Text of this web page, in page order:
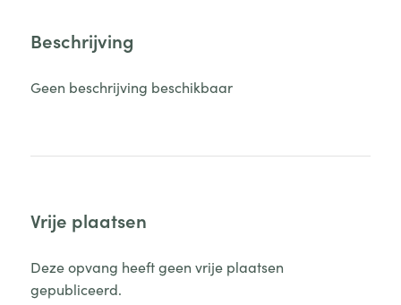
Beschrijving
Geen beschrijving beschikbaar
Vrije plaatsen
Deze opvang heeft geen vrije plaatsen
gepubliceerd.